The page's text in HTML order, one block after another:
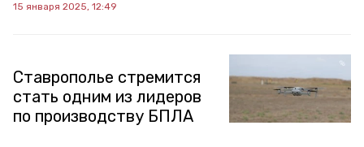
15 января 2025, 12:49
Ставрополье стремится
стать одним из лидеров
по производству БПЛА